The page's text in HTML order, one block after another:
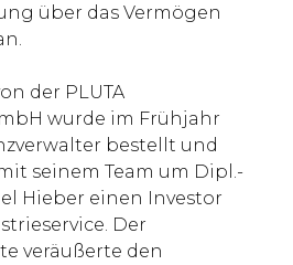
über das Vermögen
der PLUTA
wurde im Frühjahr
bestellt und
seinem Team um Dipl.-
Hieber einen Investor
Der
veräußerte den